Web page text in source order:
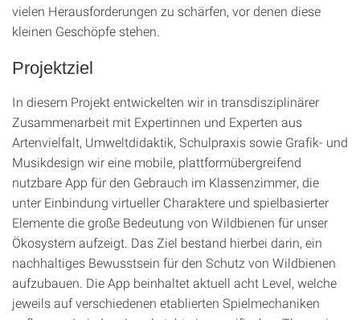
vielen Herausforderungen zu schärfen, vor denen diese
kleinen Geschöpfe stehen.
Projektziel
In diesem Projekt entwickelten wir in transdisziplinärer
Zusammenarbeit mit Expertinnen und Experten aus
Artenvielfalt, Umweltdidaktik, Schulpraxis sowie Grafik- und
Musikdesign wir eine mobile, plattformübergreifend
nutzbare App für den Gebrauch im Klassenzimmer, die
unter Einbindung virtueller Charaktere und spielbasierter
Elemente die große Bedeutung von Wildbienen für unser
Ökosystem aufzeigt. Das Ziel bestand hierbei darin, ein
nachhaltiges Bewusstsein für den Schutz von Wildbienen
aufzubauen. Die App beinhaltet aktuell acht Level, welche
jeweils auf verschiedenen etablierten Spielmechaniken